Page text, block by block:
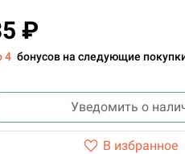
₽
4 бонусов на следующие
Уведомить о
В избранное